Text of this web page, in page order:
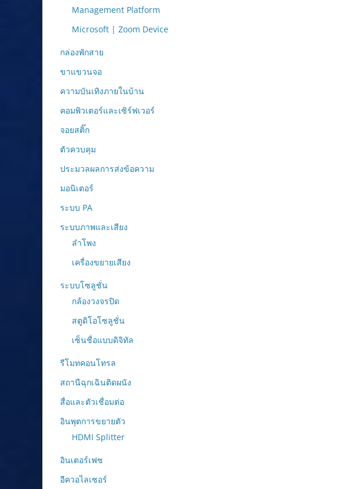
Management Platform
Microsoft | Zoom Device
กล่องพักสาย
ขาแขวนจอ
ความบันเทิงภายในบ้าน
คอมพิวเตอร์และเซิร์ฟเวอร์
จอยสติ๊ก
ตัวควบคุม
ประมวลผลการส่งข้อความ
มอนิเตอร์
ระบบ PA
ระบบภาพและเสียง
ลำโพง
เครื่องขยายเสียง
ระบบโซลูชั่น
กล้องวงจรปิด
สตูดิโอโซลูชั่น
เซ็นชื่อแบบดิจิทัล
รีโมทคอนโทรล
สถานีฉุกเฉินติดผนัง
สื่อและตัวเชื่อมต่อ
อินพุตการขยายตัว
HDMI Splitter
อินเตอร์เฟซ
อีควอไลเซอร์